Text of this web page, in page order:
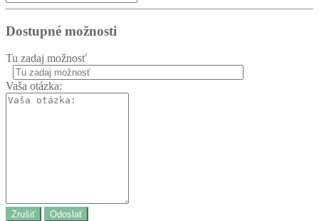
Dostupné možnosti
Tu zadaj možnosť
Vaša otázka:
Zrušiť Odoslať